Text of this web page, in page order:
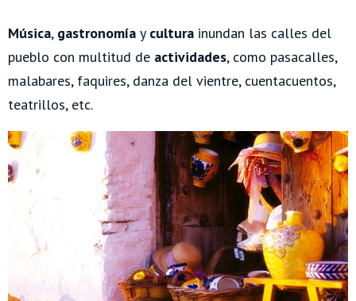
Música, gastronomía y cultura inundan las calles del
pueblo con multitud de actividades, como pasacalles,
malabares, faquires, danza del vientre, cuentacuentos,
teatrillos, etc.